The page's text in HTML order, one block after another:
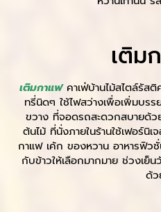
เติม
เติมกาแฟคาเฟ่บ้านไม้สไตล์รัส
ทรี่นิดๆ ใช้ไฟสว่างเพื่อเพิ่มบร
ขวาง ที่จอดรถสะดวกสบายด้ว
ต้นไม้ ที่นั่งภายในร้านใช้เฟอร์นิ
กาแฟ เค้ก ของหวาน อาหารฟิว
กับข้าวให้เลือกมากมาย ช่วงเย็
ด้